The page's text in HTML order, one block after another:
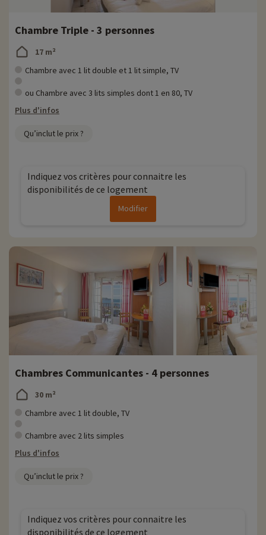
Chambre Triple - 3 personnes
17 m²
Chambre avec 1 lit double et 1 lit simple, TV
ou Chambre avec 3 lits simples dont 1 en 80, TV
Plus d'infos
Qu’inclut le prix ?
Indiquez vos critères pour connaitre les
disponibilités de ce logement
Modifier
Chambres Communicantes - 4 personnes
30 m²
Chambre avec 1 lit double, TV
Chambre avec 2 lits simples
Plus d'infos
Qu’inclut le prix ?
Indiquez vos critères pour connaitre les
disponibilités de ce logement